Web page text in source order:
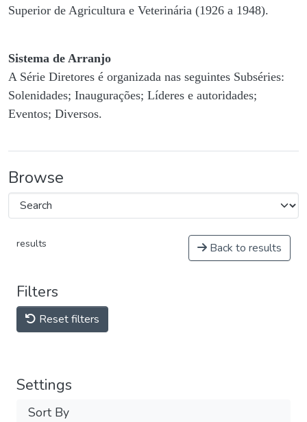
Superior de Agricultura e Veterinária (1926 a 1948).
Sistema de Arranjo
A Série Diretores é organizada nas seguintes Subséries:
Solenidades; Inaugurações; Líderes e autoridades;
Eventos; Diversos.
Browse
results Back to results
Filters
Reset filters
Settings
Sort By